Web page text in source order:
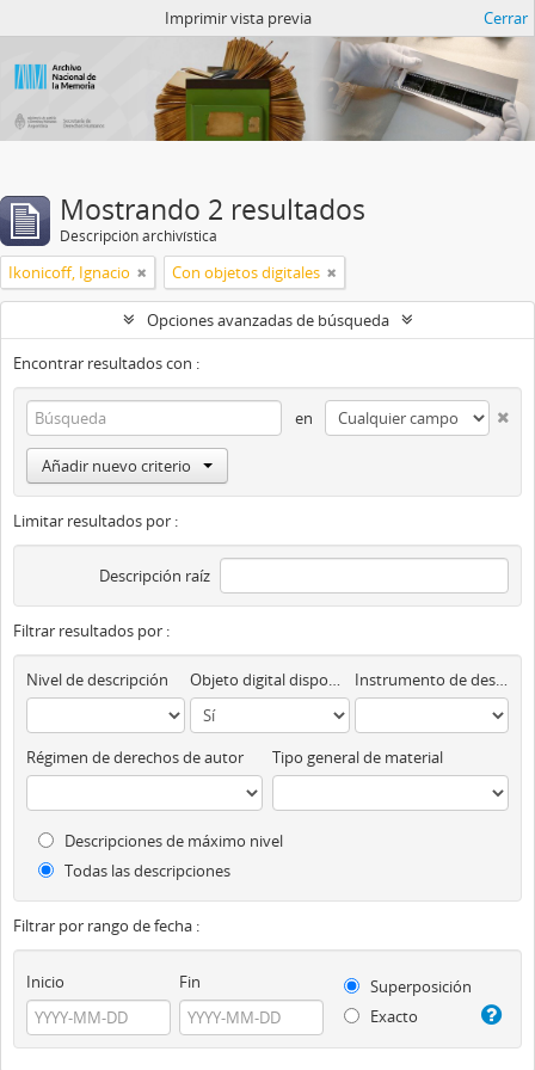
Imprimir vista previa Cerrar
Mostrando 2 resultados
Descripción archivística
Ikonicoff, Ignacio Con objetos digitales
Opciones avanzadas de búsqueda
Encontrar resultados con :
en
Añadir nuevo criterio
Limitar resultados por :
Descripción raíz
Filtrar resultados por :
Nivel de descripción Objeto digital disponibles Instrumento de descripción
Régimen de derechos de autor Tipo general de material
Descripciones de máximo nivel
Todas las descripciones
Filtrar por rango de fecha :
Inicio Fin
Superposición
Exacto